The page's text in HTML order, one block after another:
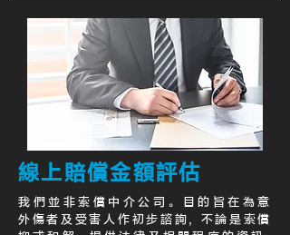
線上賠償金額評估
我們並非索償中介公司。目的旨在為意
外傷者及受害人作初步諮詢, 不論是索償